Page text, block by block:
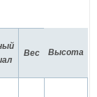
Вес Высота